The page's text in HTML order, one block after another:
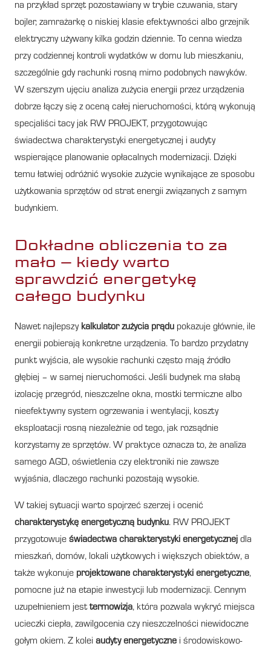
na przykład sprzęt pozostawiany w trybie czuwania, stary
bojler, zamrażarkę o niskiej klasie efektywności albo grzejnik
elektryczny używany kilka godzin dziennie. To cenna wiedza
przy codziennej kontroli wydatków w domu lub mieszkaniu,
szczególnie gdy rachunki rosną mimo podobnych nawyków.
W szerszym ujęciu analiza zużycia energii przez urządzenia
dobrze łączy się z oceną całej nieruchomości, którą wykonują
specjaliści tacy jak RW PROJEKT, przygotowując
świadectwa charakterystyki energetycznej i audyty
wspierające planowanie opłacalnych modernizacji. Dzięki
temu łatwiej odróżnić wysokie zużycie wynikające ze sposobu
użytkowania sprzętów od strat energii związanych z samym
budynkiem.
Dokładne obliczenia to za
mało – kiedy warto
sprawdzić energetykę
całego budynku
Nawet najlepszy kalkulator zużycia prądu pokazuje głównie, ile
energii pobierają konkretne urządzenia. To bardzo przydatny
punkt wyjścia, ale wysokie rachunki często mają źródło
głębiej – w samej nieruchomości. Jeśli budynek ma słabą
izolację przegród, nieszczelne okna, mostki termiczne albo
nieefektywny system ogrzewania i wentylacji, koszty
eksploatacji rosną niezależnie od tego, jak rozsądnie
korzystamy ze sprzętów. W praktyce oznacza to, że analiza
samego AGD, oświetlenia czy elektroniki nie zawsze
wyjaśnia, dlaczego rachunki pozostają wysokie.
W takiej sytuacji warto spojrzeć szerzej i ocenić
charakterystykę energetyczną budynku. RW PROJEKT
przygotowuje świadectwa charakterystyki energetycznej dla
mieszkań, domów, lokali użytkowych i większych obiektów, a
także wykonuje projektowane charakterystyki energetyczne,
pomocne już na etapie inwestycji lub modernizacji. Cennym
uzupełnieniem jesttermowizja, która pozwala wykryć miejsca
ucieczki ciepła, zawilgocenia czy nieszczelności niewidoczne
gołym okiem. Z kolei audyty energetyczne i środowiskowo-